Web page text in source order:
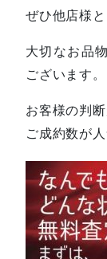
ぜひ他店様
大切なお品
ございます。
お客様の判
ご成約数が人